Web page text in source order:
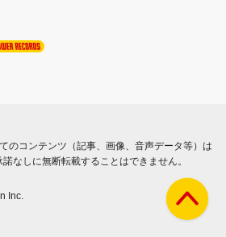
のコンテンツ（記事、画像、音声データ等）は
なしに無断転載することはできません。
Inc.